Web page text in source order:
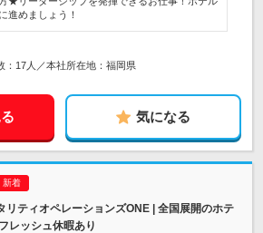
進めましょう！
：17人／本社所在地：福岡県
気になる
リティオペレーションズONE | 全国展開のホテ
レッシュ休暇あり